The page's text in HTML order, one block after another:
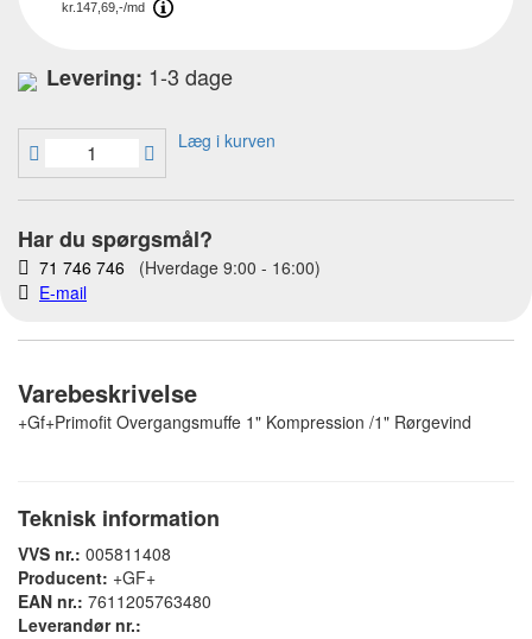
Levering: 1-3 dage
Læg i kurven
Har du spørgsmål?
71 746 746 (Hverdage 9:00 - 16:00)
E-mail
Varebeskrivelse
+Gf+Primofit Overgangsmuffe 1" Kompression /1" Rørgevind
Teknisk information
VVS nr.: 005811408
Producent: +GF+
EAN nr.: 7611205763480
Leverandør nr.: